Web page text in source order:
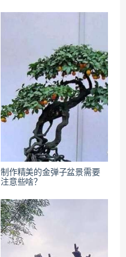
制作精美的金弹子盆景需要
注意些啥？